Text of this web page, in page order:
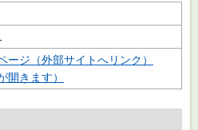
ージ（外部サイトへリンク）
開きます）